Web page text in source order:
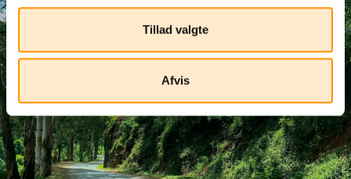
Tillad valgte
Afvis